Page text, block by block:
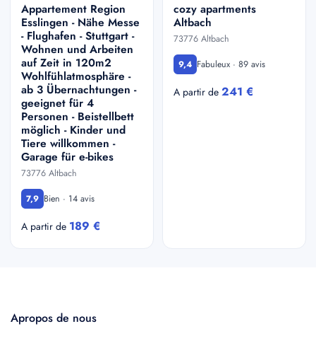
Appartement Region
Esslingen - Nähe Messe
- Flughafen - Stuttgart -
Wohnen und Arbeiten
auf Zeit in 120m2
Wohlfühlatmosphäre -
ab 3 Übernachtungen -
geeignet für 4
Personen - Beistellbett
möglich - Kinder und
Tiere willkommen -
Garage für e-bikes
73776 Altbach
7,9 Bien · 14 avis
A partir de 189 €
cozy apartments
Altbach
73776 Altbach
9,4 Fabuleux · 89 avis
A partir de 241 €
Apropos de nous